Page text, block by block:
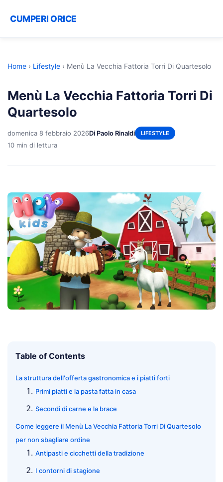
CUMPERI ORICE
Home › Lifestyle › Menù La Vecchia Fattoria Torri Di Quartesolo
Menù La Vecchia Fattoria Torri Di
Quartesolo
domenica 8 febbraio 2026Di Paolo Rinaldi LIFESTYLE
10 min di lettura
Table of Contents
La struttura dell'offerta gastronomica e i piatti forti
Primi piatti e la pasta fatta in casa
Secondi di carne e la brace
Come leggere il Menù La Vecchia Fattoria Torri Di Quartesolo
per non sbagliare ordine
Antipasti e cicchetti della tradizione
I contorni di stagione